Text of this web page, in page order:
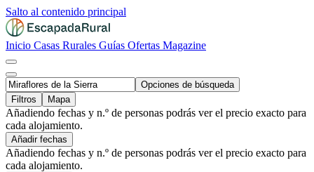
Salto al contenido principal
Inicio Casas Rurales Guías Ofertas Magazine
Opciones de búsqueda
Filtros
Mapa
Añadiendo fechas y n.º de personas podrás ver el precio exacto para
cada alojamiento.
Añadir fechas
Añadiendo fechas y n.º de personas podrás ver el precio exacto para
cada alojamiento.